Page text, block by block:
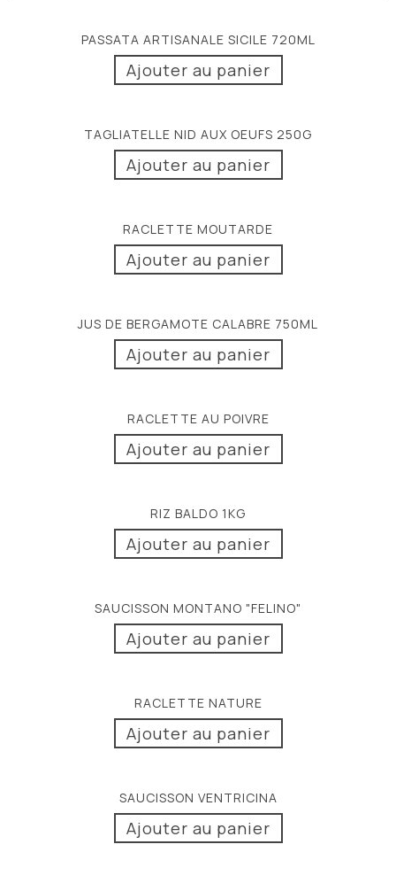
PASSATA ARTISANALE SICILE 720ML
Ajouter au panier
TAGLIATELLE NID AUX OEUFS 250G
Ajouter au panier
RACLETTE MOUTARDE
Ajouter au panier
JUS DE BERGAMOTE CALABRE 750ML
Ajouter au panier
RACLETTE AU POIVRE
Ajouter au panier
RIZ BALDO 1KG
Ajouter au panier
SAUCISSON MONTANO "FELINO"
Ajouter au panier
RACLETTE NATURE
Ajouter au panier
SAUCISSON VENTRICINA
Ajouter au panier